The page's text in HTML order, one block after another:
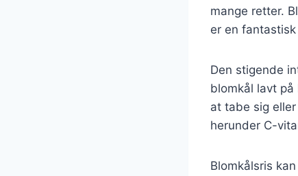
mange retter.
er en
Den stigende
blomkål lavt
at tabe sig
herunder C-
Blomkålsris